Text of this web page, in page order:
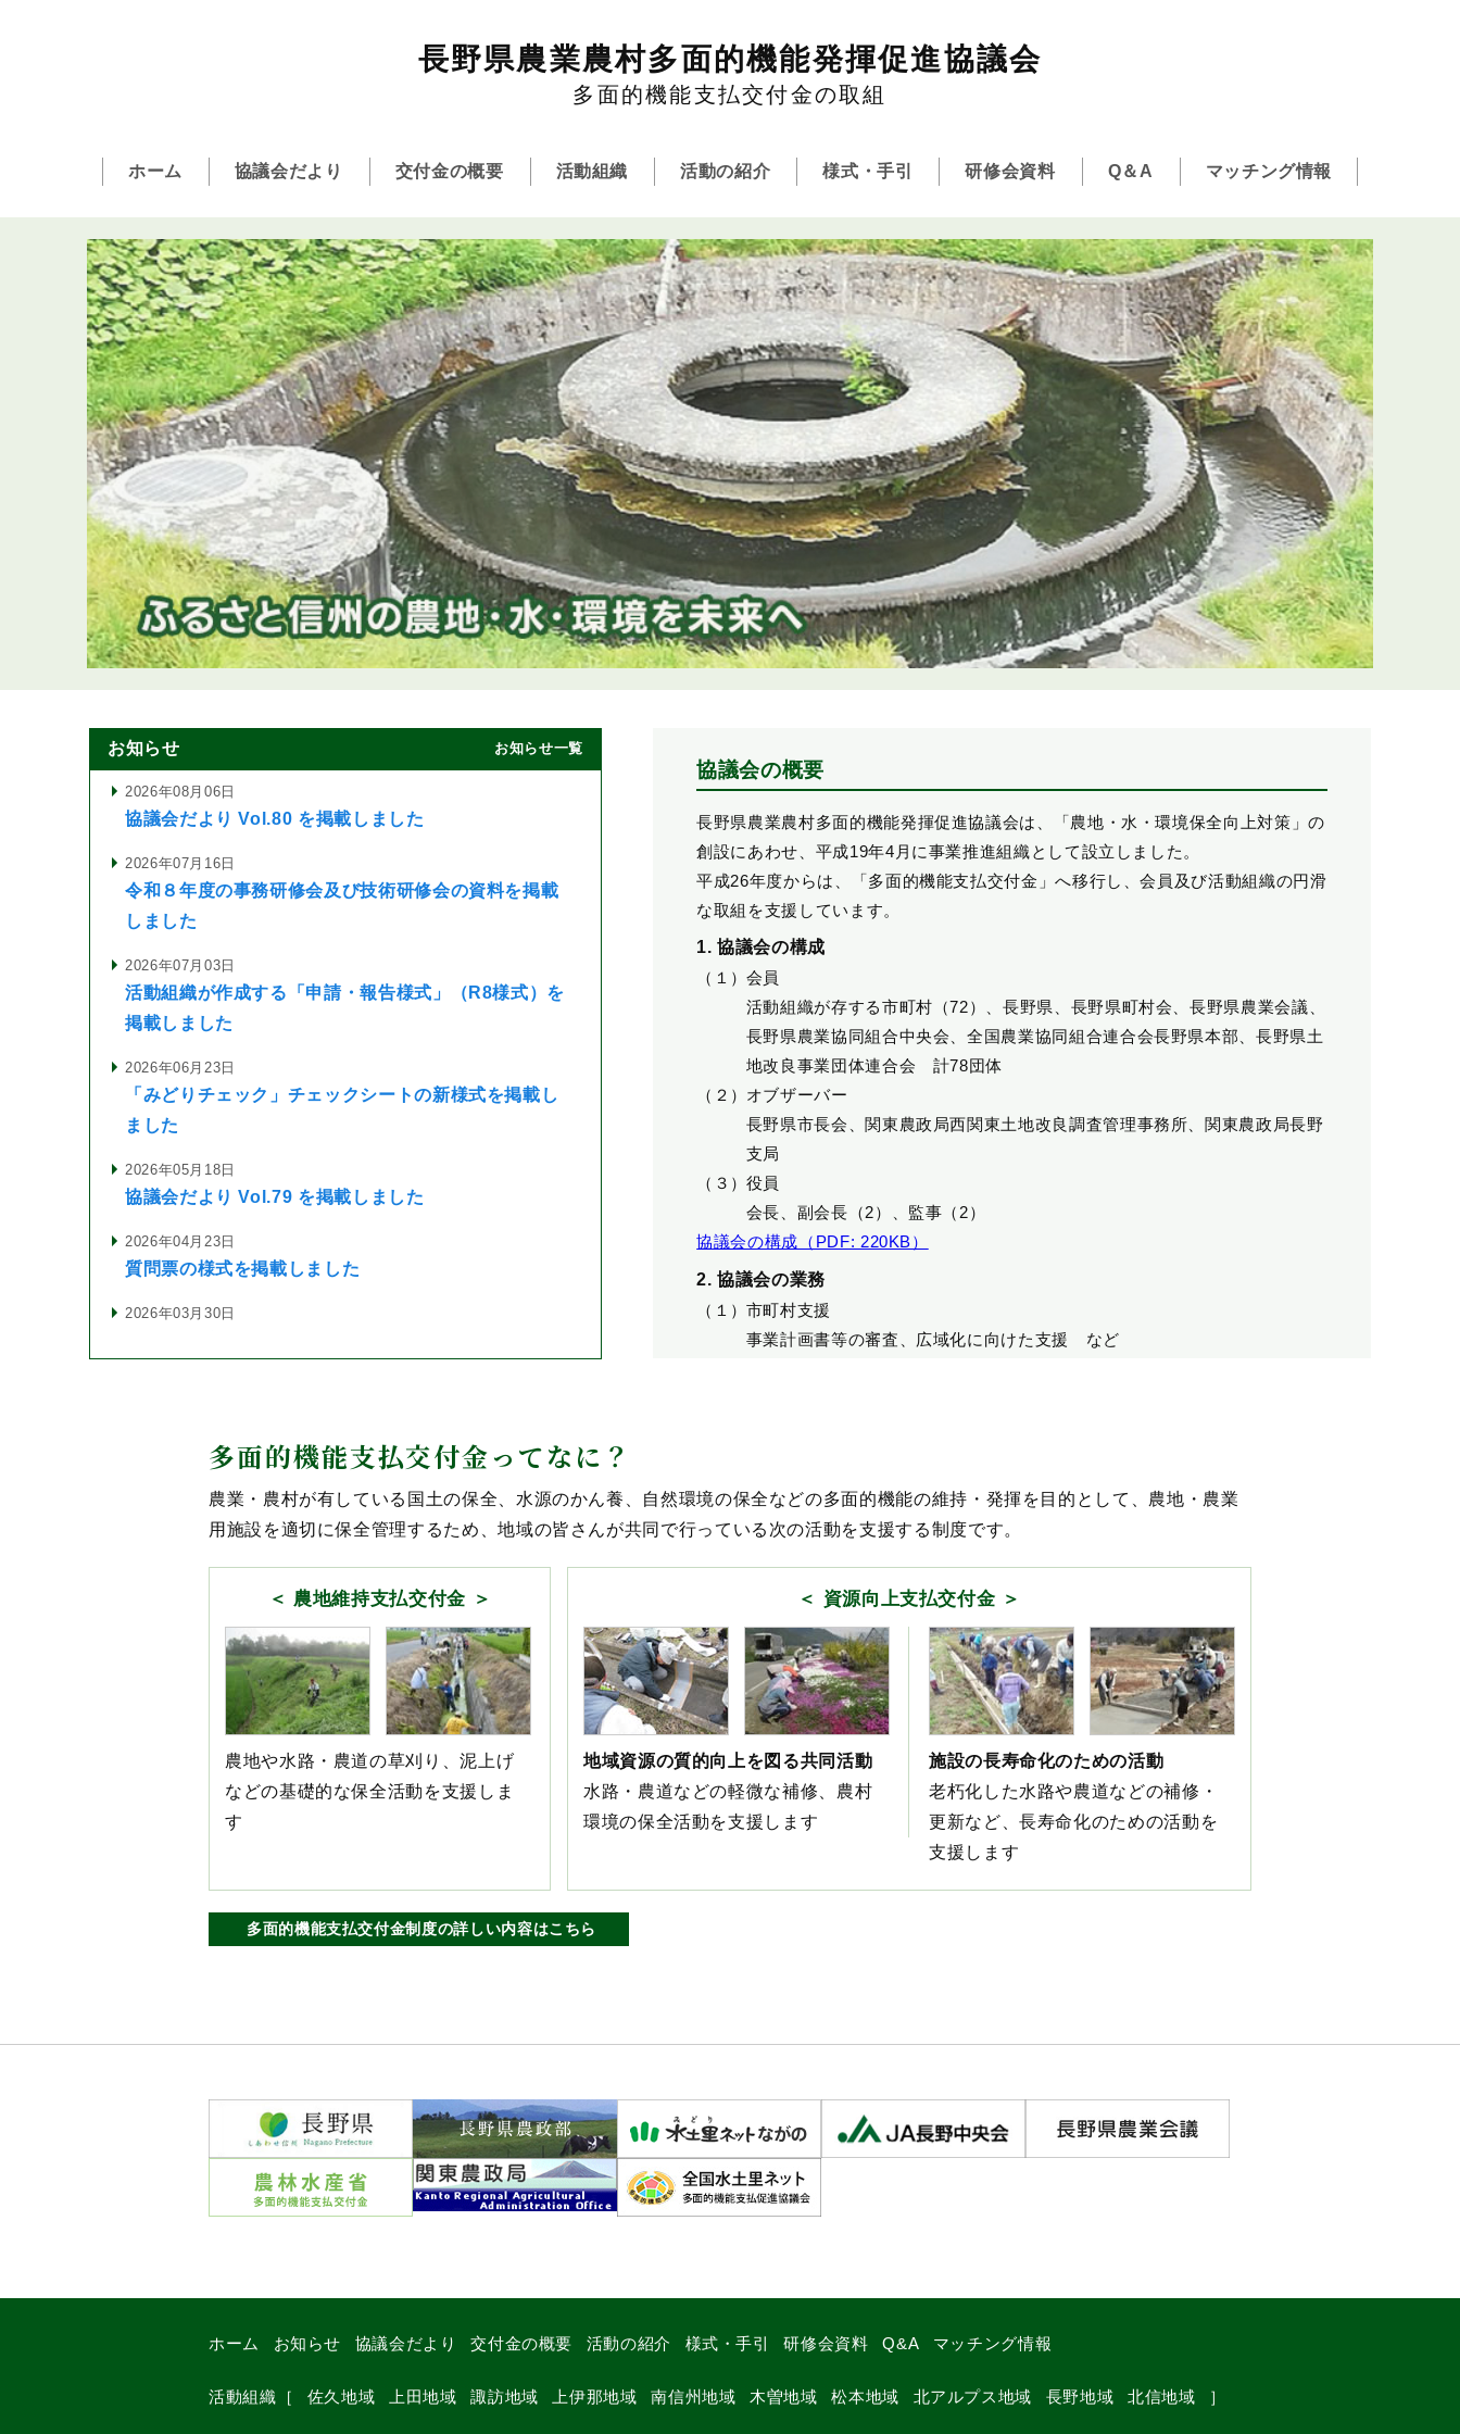
長野県農業農村多面的機能発揮促進協議会
多面的機能支払交付金の取組
ホーム 協議会だより 交付金の概要 活動組織 活動の紹介 様式・手引 研修会資料 Q＆A マッチング情報
お知らせ お知らせ一覧
2026年08月06日
協議会だより Vol.80 を掲載しました
2026年07月16日
令和８年度の事務研修会及び技術研修会の資料を掲載
しました
2026年07月03日
活動組織が作成する「申請・報告様式」（R8様式）を
掲載しました
2026年06月23日
「みどりチェック」チェックシートの新様式を掲載し
ました
2026年05月18日
協議会だより Vol.79 を掲載しました
2026年04月23日
質問票の様式を掲載しました
2026年03月30日
2026年01月06日
2025年12月12日
協議会の概要
長野県農業農村多面的機能発揮促進協議会は、「農地・水・環境保全向上対策」の
創設にあわせ、平成19年4月に事業推進組織として設立しました。
平成26年度からは、「多面的機能支払交付金」へ移行し、会員及び活動組織の円滑
な取組を支援しています。
1. 協議会の構成
会員
活動組織が存する市町村（72）、長野県、長野県町村会、長野県農業会議、
長野県農業協同組合中央会、全国農業協同組合連合会長野県本部、長野県土
地改良事業団体連合会 計78団体
オブザーバー
長野県市長会、関東農政局西関東土地改良調査管理事務所、関東農政局長野
支局
役員
会長、副会長（2）、監事（2）
協議会の構成（PDF: 220KB）
2. 協議会の業務
市町村支援
事業計画書等の審査、広域化に向けた支援 など
令和8年度事業計画（PDF: 173KB）
3. 協議会の規約
多面的機能支払交付金ってなに？
農業・農村が有している国土の保全、水源のかん養、自然環境の保全などの多面的機能の維持・発揮を目的として、農地・農業
用施設を適切に保全管理するため、地域の皆さんが共同で行っている次の活動を支援する制度です。
農地維持支払交付金
農地や水路・農道の草刈り、泥上げ
などの基礎的な保全活動を支援しま
す
資源向上支払交付金
地域資源の質的向上を図る共同活動
水路・農道などの軽微な補修、農村
環境の保全活動を支援します
施設の長寿命化のための活動
老朽化した水路や農道などの補修・
更新など、長寿命化のための活動を
支援します
多面的機能支払交付金制度の詳しい内容はこちら
ホーム お知らせ 協議会だより 交付金の概要 活動の紹介 様式・手引 研修会資料 Q&A マッチング情報
活動組織 ［ 佐久地域 上田地域 諏訪地域 上伊那地域 南信州地域 木曽地域 松本地域 北アルプス地域 長野地域 北信地域 ］